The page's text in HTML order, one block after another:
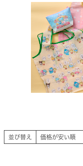
並び替え 価格が安い順